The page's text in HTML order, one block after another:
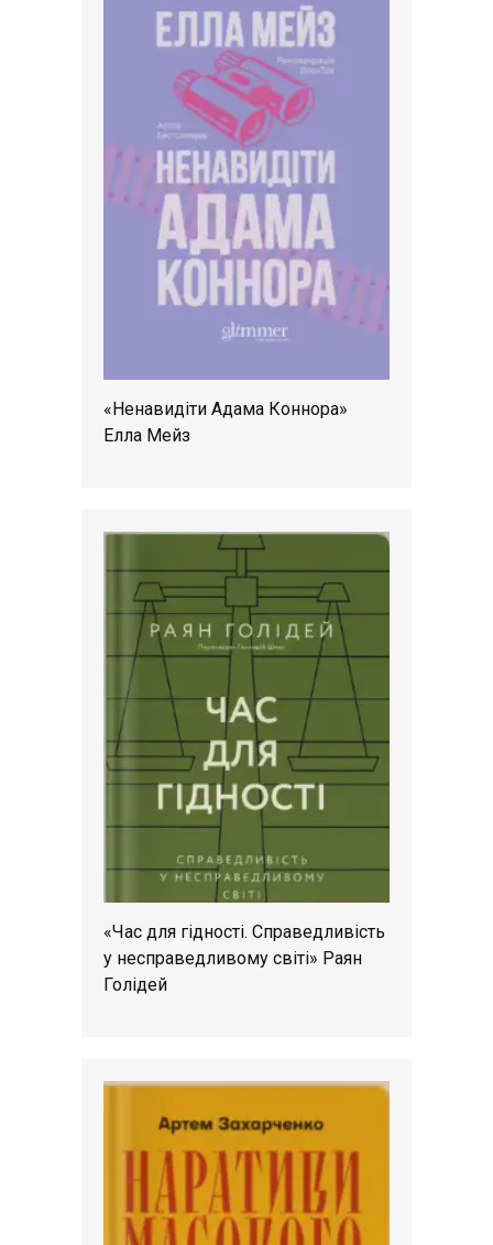
«Ненавидіти Адама Коннора»
Елла Мейз
«Час для гідності. Справедливість
у несправедливому світі» Раян
Голідей